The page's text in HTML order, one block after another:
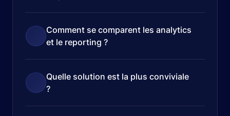
Comment se comparent les analytics
et le reporting ?
Quelle solution est la plus conviviale
?